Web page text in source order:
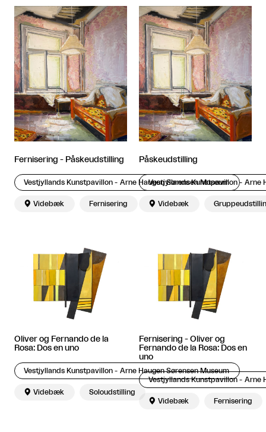
Fernisering - Påskeudstilling
Vestjyllands Kunstpavillon - Arne Haugen Sørensen Museum
 Videbæk Fernisering
Påskeudstilling
Vestjyllands Kunstpavillon - Arne
 Videbæk
Oliver og Fernando de la
Rosa: Dos en uno
Vestjyllands Kunstpavillon - Arne Haugen Sørensen Museum
 Videbæk Soloudstilling
Fernisering - Oliver og
Fernando de la Rosa: Dos en
uno
Vestjyllands Kunstpavillon - Arne
 Videbæk Fernisering